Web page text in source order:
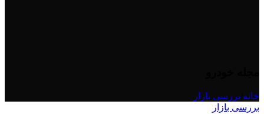
خانه بررسی بازار
بررسی بازار